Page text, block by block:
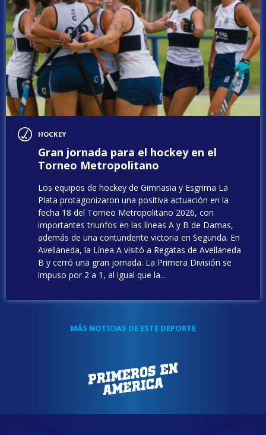
HOCKEY
Gran jornada para el hockey en el
Torneo Metropolitano
Los equipos de hockey de Gimnasia y Esgrima La
Plata protagonizaron una positiva actuación en la
fecha 18 del Torneo Metropolitano 2026, con
importantes triunfos en las líneas A y B de Damas,
además de una contundente victoria en Segunda. En
Avellaneda, la Línea A visitó a Regatas de Avellaneda
B y cerró una gran jornada. La Primera División se
impuso por 2 a 1, al igual que la...
MÁS NOTICIAS DE ESTE DEPORTE